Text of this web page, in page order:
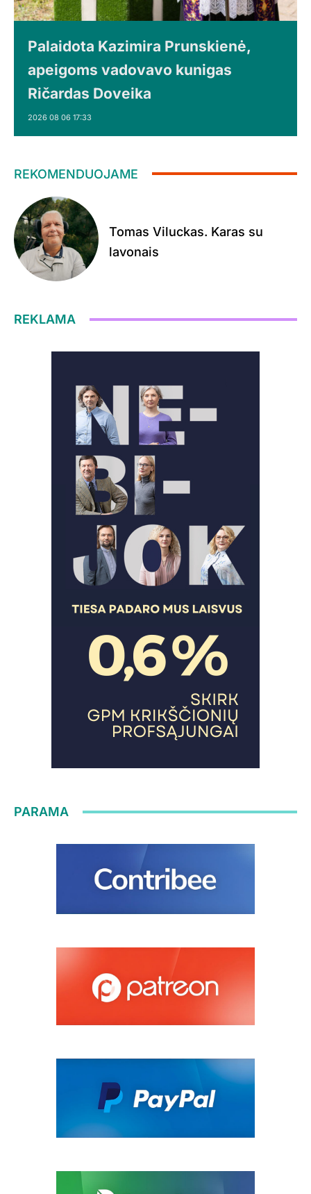
Palaidota Kazimira Prunskienė,
apeigoms vadovavo kunigas
Ričardas Doveika
2026 08 06 17:33
REKOMENDUOJAME
Tomas Viluckas. Karas su
lavonais
REKLAMA
PARAMA